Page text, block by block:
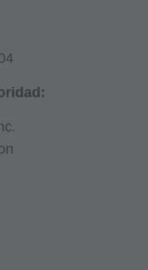
reventa y/o
CPT a
modificado
uso
utilizar CPT
aquí debe
Intellectual
Street, Chicago,